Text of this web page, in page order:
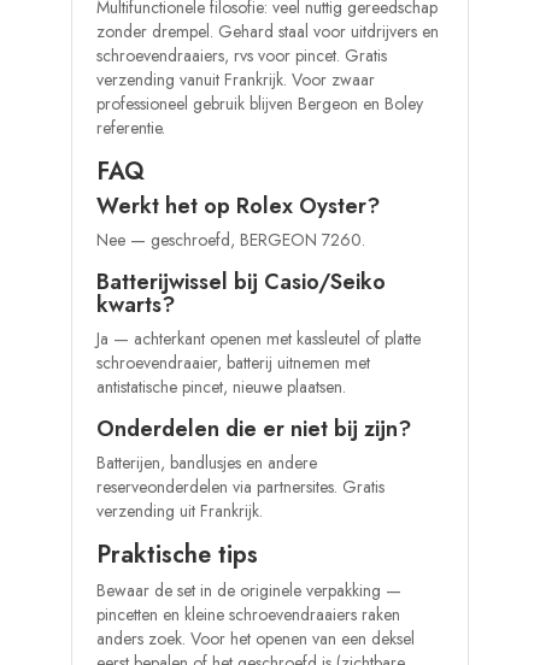
Multifunctionele filosofie: veel nuttig gereedschap
zonder drempel. Gehard staal voor uitdrijvers en
schroevendraaiers, rvs voor pincet. Gratis
verzending vanuit Frankrijk. Voor zwaar
professioneel gebruik blijven Bergeon en Boley
referentie.
FAQ
Werkt het op Rolex Oyster?
Nee — geschroefd, BERGEON 7260.
Batterijwissel bij Casio/Seiko
kwarts?
Ja — achterkant openen met kassleutel of platte
schroevendraaier, batterij uitnemen met
antistatische pincet, nieuwe plaatsen.
Onderdelen die er niet bij zijn?
Batterijen, bandlusjes en andere
reserveonderdelen via partnersites. Gratis
verzending uit Frankrijk.
Praktische tips
Bewaar de set in de originele verpakking —
pincetten en kleine schroevendraaiers raken
anders zoek. Voor het openen van een deksel